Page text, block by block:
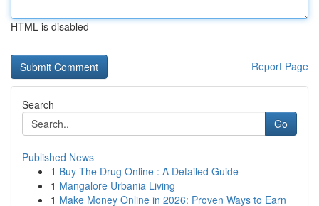
HTML is disabled
Report Page
Search
Go
Published News
1 Buy The Drug Online : A Detailed Guide
1 Mangalore Urbania Living
1 Make Money Online in 2026: Proven Ways to Earn